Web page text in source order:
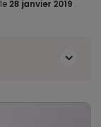
28 janvier 2019 .